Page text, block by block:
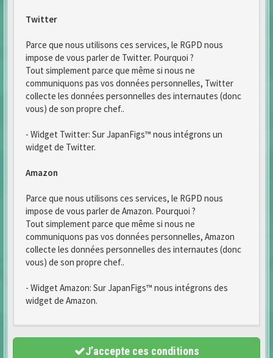
Twitter
Parce que nous utilisons ces services, le RGPD nous
impose de vous parler de Twitter. Pourquoi ?
Tout simplement parce que même si nous ne
communiquons pas vos données personnelles, Twitter
collecte les données personnelles des internautes (donc
vous) de son propre chef..
- Widget Twitter: Sur JapanFigs™ nous intégrons un
widget de Twitter.
Amazon
Parce que nous utilisons ces services, le RGPD nous
impose de vous parler de Amazon. Pourquoi ?
Tout simplement parce que même si nous ne
communiquons pas vos données personnelles, Amazon
collecte les données personnelles des internautes (donc
vous) de son propre chef..
- Widget Amazon: Sur JapanFigs™ nous intégrons des
widget de Amazon.
J’accepte ces conditions